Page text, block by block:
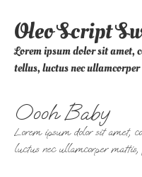
Oleo Script
Lorem ipsum dolor sit amet,
tellus, luctus nec
Oooh Baby
Lorem ipsum dolor sit amet,
luctus nec ullamcorper mattis,